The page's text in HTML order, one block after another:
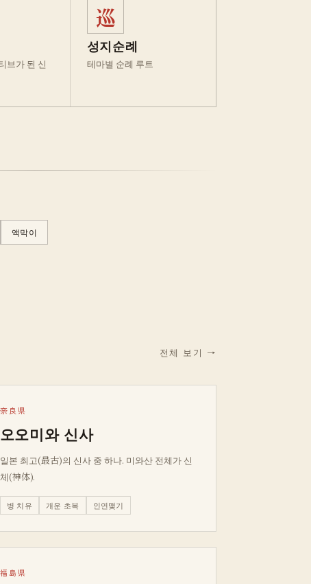
브가 된 신
巡
성지순례
테마별 순례 루트
액막이
전체 보기 →
奈良県
오오미와 신사
일본 최고(最古)의 신사 중 하나. 미와산 전체가 신
체(神体).
병 치유 개운 초복 인연맺기
福島県